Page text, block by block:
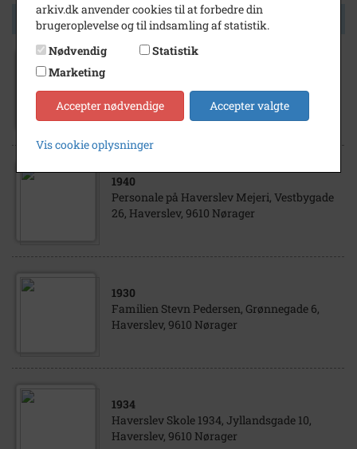
Side 1 af 1
Ismejeri, Nørager
1940
Personale på Haverslev Mejeri, Vestbygade
26, Haverslev, 9610 Nørager
1930
Familien Stevn Pedersen, Grønnegade 6,
Haverslev, 9610 Nørager
1934
Haverslev Skole 1934, Jyllandsgade 10,
Haverslev, 9610 Nørager
arkiv.dk anvender cookies til at forbedre din
brugeroplevelse og til indsamling af statistik.
Nødvendig
Statistik
Marketing
Accepter nødvendige Accepter valgte
Vis cookie oplysninger